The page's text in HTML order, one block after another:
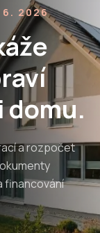
6. 2026
domu.
a rozpočet
financování